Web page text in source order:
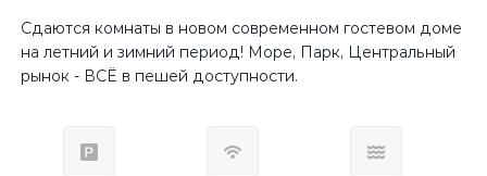
Сдаются комнаты в новом современном гостевом доме
на летний и зимний период! Море, Парк, Центральный
рынок - ВСЁ в пешей доступности.